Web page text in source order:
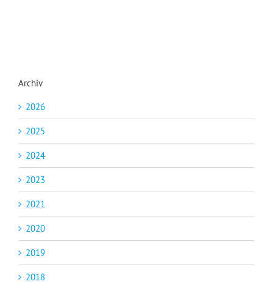
Archiv
2026
2025
2024
2023
2021
2020
2019
2018